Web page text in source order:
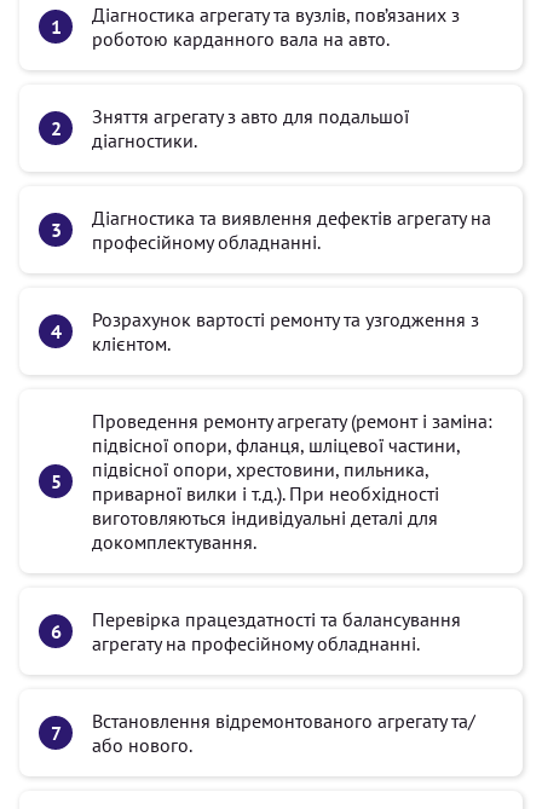
Діагностика агрегату та вузлів, пов’язаних з
роботою карданного вала на авто.
Зняття агрегату з авто для подальшої
діагностики.
Діагностика та виявлення дефектів агрегату на
професійному обладнанні.
Розрахунок вартості ремонту та узгодження з
клієнтом.
Проведення ремонту агрегату (ремонт і заміна:
підвісної опори, фланця, шліцевої частини,
підвісної опори, хрестовини, пильника,
приварної вилки і т.д.). При необхідності
виготовляються індивідуальні деталі для
докомплектування.
Перевірка працездатності та балансування
агрегату на професійному обладнанні.
Встановлення відремонтованого агрегату та/
або нового.